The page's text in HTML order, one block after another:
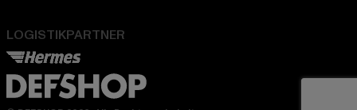
LOGISTIKPARTNER